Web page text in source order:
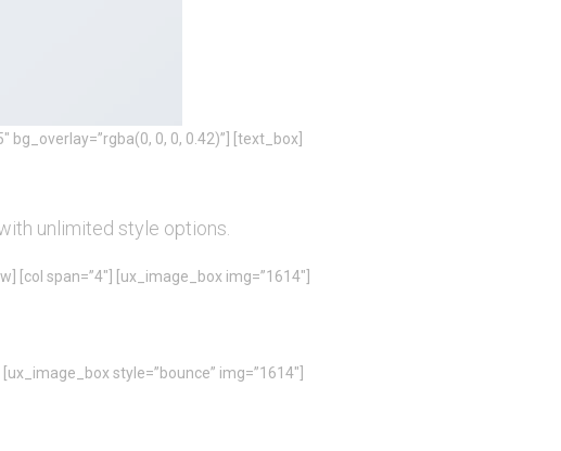
bg_overlay=”rgba(0, 0, 0, 0.42)”] [text_box]
unlimited style options.
[col span=”4″] [ux_image_box img=”1614″]
style=”bounce” img=”1614″]